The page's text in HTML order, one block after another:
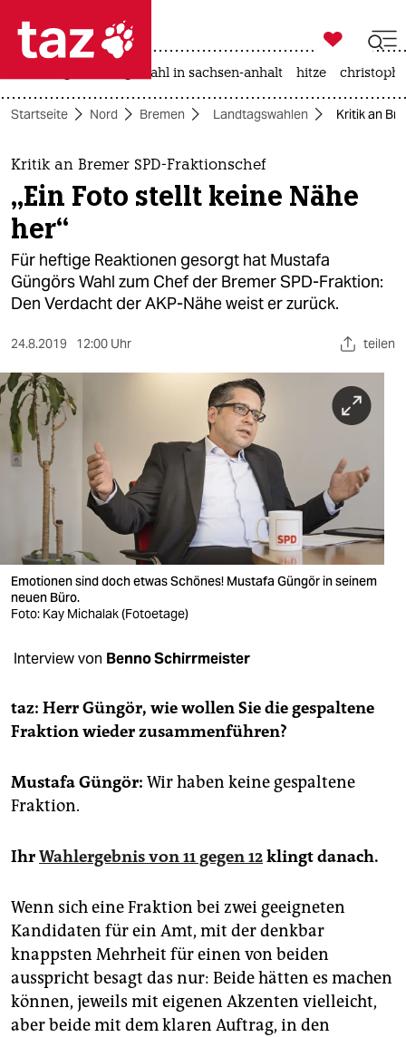
 taz zahl ich
taz zahl ich
themen
politik
öko
gesellschaft
sport
berlin
nord
wahrheit
verlag
verlag
veranstaltungen
unterstützen
genossenschaft
epaper login

taz zahl ich
landtagswahl in sachsen-anhalt hitze
Startseite Nord Bremen Landtagswahlen Kritik an
Kritik an Bremer SPD-Fraktionschef
„Ein Foto stellt keine Nähe
her“
Für heftige Reaktionen gesorgt hat Mustafa
Güngörs Wahl zum Chef der Bremer SPD-Fraktion:
Den Verdacht der AKP-Nähe weist er zurück.
24.8.2019 12:00 Uhr teilen
Emotionen sind doch etwas Schönes! Mustafa Güngör in seinem
neuen Büro.
Foto: Kay Michalak (Fotoetage)
Interview von Benno Schirrmeister
taz: Herr Güngör, wie wollen Sie die gespaltene
Fraktion wieder zusammenführen?
Mustafa Güngör: Wir haben keine gespaltene
Fraktion.
IhrWahlergebnis von 11 gegen 12klingt danach.
Wenn sich eine Fraktion bei zwei geeigneten
Kandidaten für ein Amt, mit der denkbar
knappsten Mehrheit für einen von beiden
ausspricht besagt das nur: Beide hätten es machen
können, jeweils mit eigenen Akzenten vielleicht,
aber beide mit dem klaren Auftrag, in den